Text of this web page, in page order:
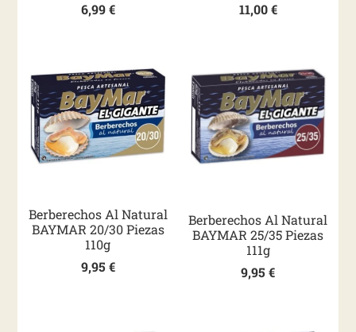
6,99€
11,00€
Berberechos Al Natural
BAYMAR 20/30 Piezas
110g
9,95 €
Berberechos Al Natural
BAYMAR 25/35 Piezas
111g
9,95€